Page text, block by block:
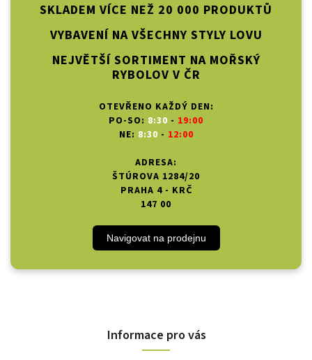
SKLADEM VÍCE NEŽ 20 000 PRODUKTŮ
VYBAVENÍ NA VŠECHNY STYLY LOVU
NEJVĚTŠÍ SORTIMENT NA MOŘSKÝ
RYBOLOV V ČR
OTEVŘENO KAŽDÝ DEN:
PO-SO: 8:30 - 19:00
NE: 8:30 - 12:00
ADRESA:
ŠTÚROVA 1284/20
PRAHA 4 - KRČ
147 00
Navigovat na prodejnu
Informace pro vás